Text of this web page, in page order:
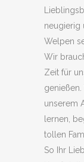
neugierig
Welpen
Wir
Zeit für
unserem
lernen,
tollen
So Ihr